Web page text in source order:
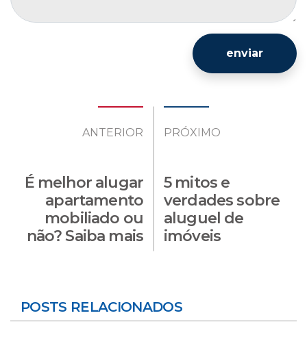
enviar
ANTERIOR
É melhor alugar
apartamento
mobiliado ou
não? Saiba mais
PRÓXIMO
5 mitos e
verdades sobre
aluguel de
imóveis
POSTS RELACIONADOS